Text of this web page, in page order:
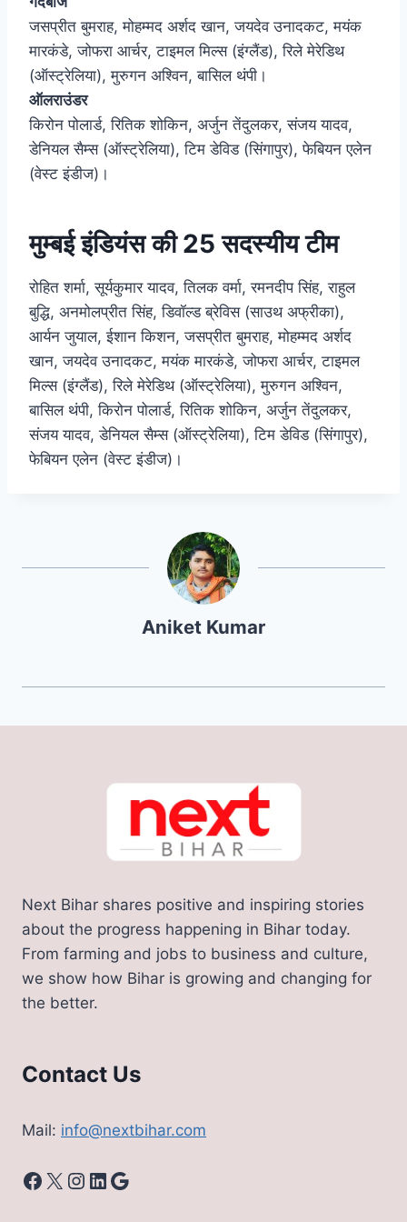
जसप्रीत बुमराह, मोहम्मद अर्शद खान, जयदेव उनादकट, मयंक
मारकंडे, जोफरा आर्चर, टाइमल मिल्स (इंग्लैंड), रिले मेरेडिथ
(ऑस्ट्रेलिया), मुरुगन अश्विन, बासिल थंपी।
ऑलराउंडर
किरोन पोलार्ड, रितिक शोकिन, अर्जुन तेंदुलकर, संजय यादव,
डेनियल सैम्स (ऑस्ट्रेलिया), टिम डेविड (सिंगापुर), फेबियन एलेन
(वेस्ट इंडीज)।
मुम्बई इंडियंस की 25 सदस्यीय टीम
रोहित शर्मा, सूर्यकुमार यादव, तिलक वर्मा, रमनदीप सिंह, राहुल
बुद्धि, अनमोलप्रीत सिंह, डिवॉल्ड ब्रेविस (साउथ अफ्रीका),
आर्यन जुयाल, ईशान किशन, जसप्रीत बुमराह, मोहम्मद अर्शद
खान, जयदेव उनादकट, मयंक मारकंडे, जोफरा आर्चर, टाइमल
मिल्स (इंग्लैंड), रिले मेरेडिथ (ऑस्ट्रेलिया), मुरुगन अश्विन,
बासिल थंपी, किरोन पोलार्ड, रितिक शोकिन, अर्जुन तेंदुलकर,
संजय यादव, डेनियल सैम्स (ऑस्ट्रेलिया), टिम डेविड (सिंगापुर),
फेबियन एलेन (वेस्ट इंडीज)।
Aniket Kumar
Next Bihar shares positive and inspiring stories
about the progress happening in Bihar today.
From farming and jobs to business and culture,
we show how Bihar is growing and changing for
the better.
Contact Us
Mail: info@nextbihar.com
Facebook
X Instagram
LinkedIn
Google